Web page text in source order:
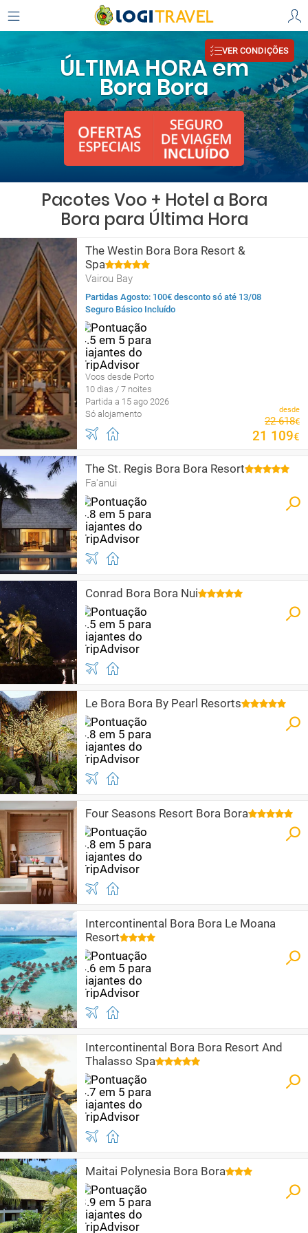
ÚLTIMA HORA em
Bora Bora
VER CONDIÇÕES
Pacotes Voo + Hotel a Bora
Bora para Última Hora
The Westin Bora Bora Resort &
Spa
Vairou Bay
Partidas Agosto: 100€ desconto só até 13/08
Seguro Básico Incluído
Voos desde Porto
10 dias / 7 noites
Partida a 15 ago 2026
Só alojamento
desde
22 618€
21 109€
The St. Regis Bora Bora Resort
Fa'anui
Conrad Bora Bora Nui
Le Bora Bora By Pearl Resorts
Four Seasons Resort Bora Bora
Intercontinental Bora Bora Le Moana
Resort
Intercontinental Bora Bora Resort And
Thalasso Spa
Maitai Polynesia Bora Bora